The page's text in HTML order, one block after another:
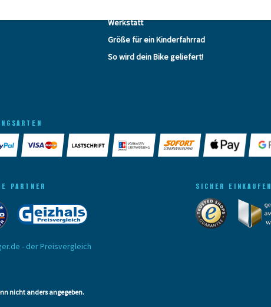
Werkstatt
Größe für ein Kinderfahrrad
So wird dein Bike geliefert!
PARTNER SICHER EINKAUFEN
nicht anders angegeben.